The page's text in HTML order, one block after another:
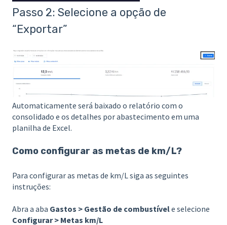
Passo 2: Selecione a opção de
“Exportar”
Automaticamente será baixado o relatório com o
consolidado e os detalhes por abastecimento em uma
planilha de Excel.
Como configurar as metas de km/L?
Para configurar as metas de km/L siga as seguintes
instruções:
Abra a aba Gastos > Gestão de combustívele selecione
Configurar > Metas km/L